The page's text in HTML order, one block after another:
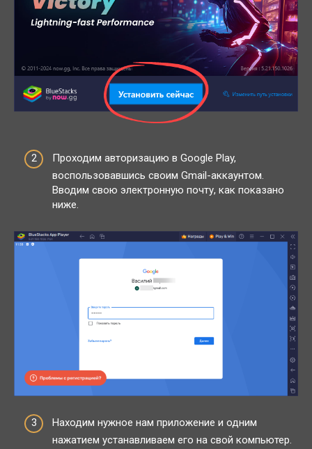
Проходим авторизацию в Google Play,
воспользовавшись своим Gmail-аккаунтом.
Вводим свою электронную почту, как показано
ниже.
Находим нужное нам приложение и одним
нажатием устанавливаем его на свой компьютер.